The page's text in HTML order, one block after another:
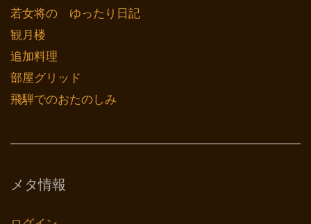
若女将の ゆったり日記
観月楼
追加料理
部屋グリッド
飛騨でのおたのしみ
メタ情報